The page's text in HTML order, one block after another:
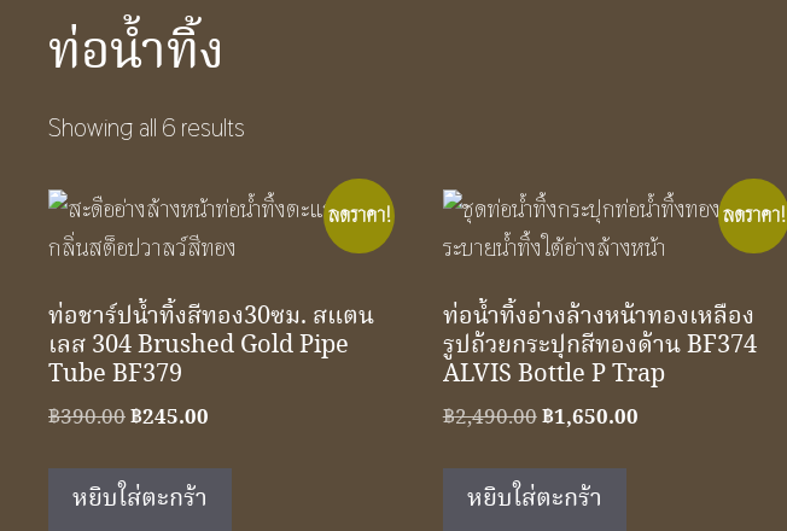
ท่อน้ำทิ้ง
Showing all 6 results
ลดราคา!
ท่อชาร์ปน้ำทิ้งสีทอง30ซม. สแตน
เลส 304 Brushed Gold Pipe
Tube BF379
฿390.00Original
was:
฿390.00.
฿245.00
หยิบใส่ตะกร้า
ลดราคา!
ท่อน้ำทิ้งอ่างล้างหน้าทองเหลือง
รูปถ้วยกระปุกสีทองด้าน BF374
ALVIS Bottle P Trap
฿2,490.00Original
was:
฿2,490.00.
฿1,650.00Current
หยิบใส่ตะกร้า